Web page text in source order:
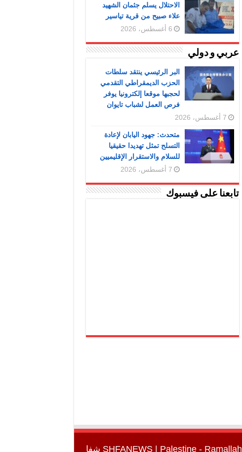
الاحتلال يسلم جثمان الشهيد
علاء صبيح من قرية تياسير
6 أغسطس، 2026
عربي و دولي
البر الرئيسي ينتقد سلطات
الحزب الديمقراطي التقدمي
لحجبها موقعا إلكترونيا يوفر
فرص العمل لشباب تايوان
7 أغسطس، 2026
متحدث: جهود اليابان لإعادة
التسلح تمثل تهديدا حقيقيا
للسلام والاستقرار الإقليميين
7 أغسطس، 2026
تابعنا على فيسبوك
SHFANEWS| Palestine - Ramallah